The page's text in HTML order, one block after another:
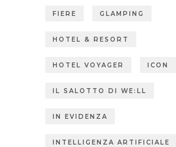
FIERE GLAMPING
HOTEL & RESORT
HOTEL VOYAGER ICON
IL SALOTTO DI WE:LL
IN EVIDENZA
INTELLIGENZA ARTIFICIALE